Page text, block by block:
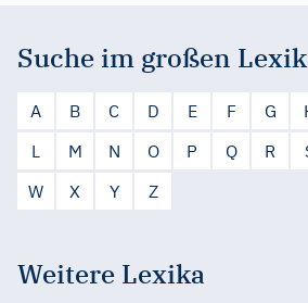
Suche im großen
A B C D E F G
L
M N O P Q R
W
X Y Z
Weitere Lexika